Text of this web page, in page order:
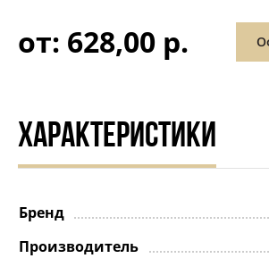
от: 628,00 р.
ХАРАКТЕРИСТИКИ
Бренд
Производитель